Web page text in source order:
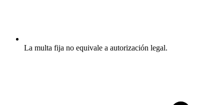
La multa fija no equivale a autorización legal.